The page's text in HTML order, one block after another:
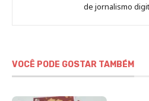
de jornalismo
VOCÊ PODE GOSTAR TAMBÉM